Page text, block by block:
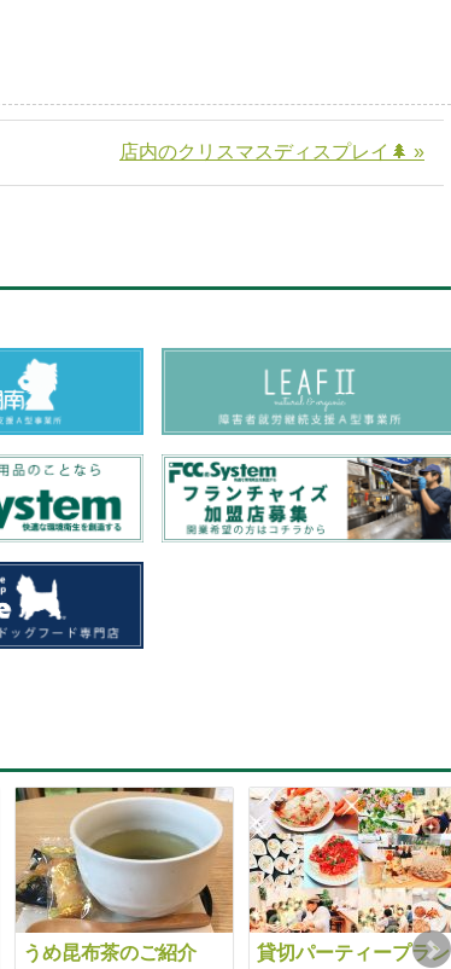
店内のクリスマスディスプレイ🌲 »
うめ昆布茶のご紹介
貸切パーティープラン